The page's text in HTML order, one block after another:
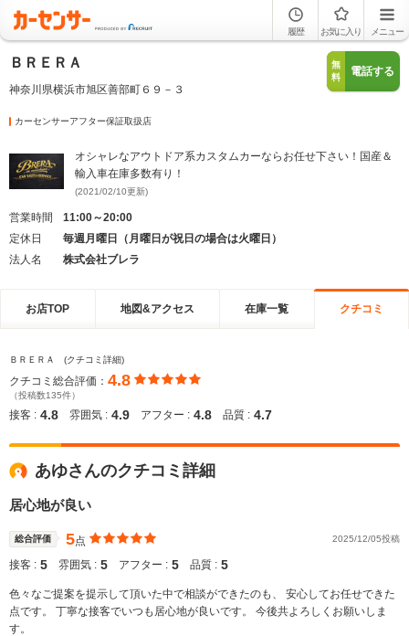
履歴 お気に入り メニュー
ＢＲＥＲＡ
神奈川県横浜市旭区善部町６９－３
無
料
電話する
カーセンサーアフター保証取扱店
オシャレなアウトドア系カスタムカーならお任せ下さい！国産＆
輸入車在庫多数有り！
(2021/02/10更新)
営業時間
11:00～20:00
定休日
毎週月曜日（月曜日が祝日の場合は火曜日）
法人名
株式会社ブレラ
お店TOP 地図&アクセス 在庫一覧 クチコミ
ＢＲＥＲＡ (クチコミ詳細)
クチコミ総合評価： 4.8
（投稿数135件）
接客 : 4.8 雰囲気 : 4.9 アフター : 4.8 品質 : 4.7
あゆさんのクチコミ詳細
居心地が良い
総合評価 5点 2025/12/05投稿
接客 : 5 雰囲気 : 5 アフター : 5 品質 : 5
色々なご提案を提示して頂いた中で相談ができたのも、 安心してお任せできた
点です。 丁寧な接客でいつも居心地が良いです。 今後共よろしくお願いしま
す。